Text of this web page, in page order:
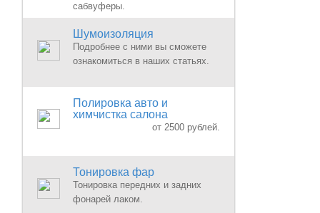
сабвуферы.
Шумоизоляция
Подробнее с ними вы сможете
ознакомиться в наших статьях.
Полировка авто и
химчистка салона
от 2500 рублей.
Тонировка фар
Тонировка передних и задних
фонарей лаком.